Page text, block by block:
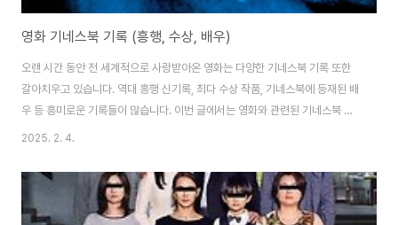
영화 기네스북 기록 (흥행, 수상, 배우)
오랜 시간 동안 전 세계적으로 사랑받아온 영화는 다양한 기네스북 기록 또한
갈아치우고 있습니다. 역대 흥행 신기록, 최다 수상 작품, 기네스북에 등재된 배
우 등 흥미로운 기록들이 많습니다. 이번 글에서는 영화와 관련된 기네스북 기
록을 흥행, 수상, 배우 부문으로 나누어 살펴보겠습니다.영화 흥행 기네스북 기
전 세계적으로 사랑받은 영화들은 기네스북에 등재될 정도로 엄청난 박스오피
스 수익을 기록했습니다. 현재까지 역대 박스오피스 1위를 차지한 영화는 "아
바타"입니다. 제임스 카메론 감독이 연출한 이 영화는 2009년 개봉 이후 28
2025. 2. 4.